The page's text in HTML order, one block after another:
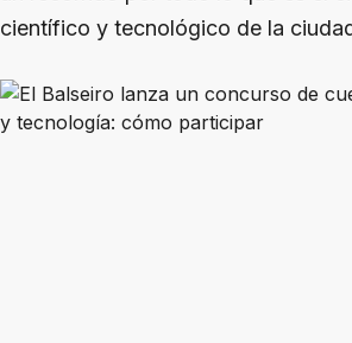
científico y tecnológico de la